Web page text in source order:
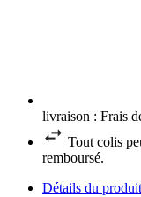
livraison : Frais
Tout colis
remboursé.
Détails du produit